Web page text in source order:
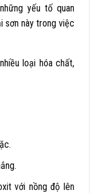
yếu tố quan
sơn này trong việc
loại hóa chất,
với nồng độ lên